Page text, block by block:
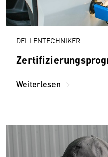
DELLENTECHNIKER
Weiterlesen